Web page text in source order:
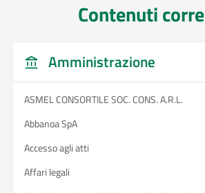
Contenuti
Amministrazione
ASMEL CONSORTILE SOC. CONS. A.R.L.
Abbanoa SpA
Accesso agli atti
Affari legali